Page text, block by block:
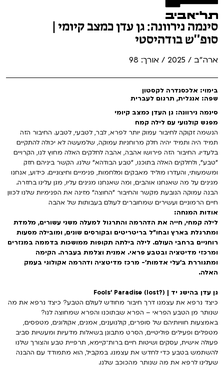
סינמה נירוונה: גן עדן כמצב קיומי |
סופ"ש בודהיסטי
ארה"ב / 2025 / אורך: 98
בימוי: אלכסנדרה לקסטון
שפה: אנגלית, תרגום לעברית
סינמה נירוונה: גן העדן כמצב קיומי
מפגש קולנועי עם לילה קמח
הנשמה זקוקה לחיבור עמוק יותר לפרא, לבר, לטבעי, לטבע. החיבור הזה
תמיד היה ותמיד יהיה חלק מרוחניות עמוקה, שלמעשה לא יכולה להתקיים
בלעדיו. החיבור הזה פירושו אהבה, אהבה לחלקים האלה מחוץ לנו, הקרויים
"טבע", ולחלקים האלה בתוכנו, "טבע הבודהא" שלנו. הקשר ביניהם חזק
ומשמעותי, והעדרו מוליד מאבקים ומלחמות, פנימיים וחיצוניים. כידוע, אנחנו
מגינים על מה שאנחנו אוהבים, ומה שאנחנו מגינים עליו, מגן עלינו בחזרה.
הבנה עמוקה הנובעת מקשר והחיבור "החוצה" מזינה את הפנימיות שלנו לכוון
חיים הרמוניים ועשירים שמחוברים לעולם בעבותות של אהבה
אודות המנחה:
לילה קמחי, חייה את הדהרמה והתרגול למעלה משני עשורים, מלמדת
ומתרגלת בארץ ובחו"ל בריטריטים ובקורסים שונים, ומובילה מסעות
רוחניים ברחבי העולם. לילה בילתה תקופות ממושכות בדממה במנזרים
ומרכזי מדיטציה ובטבע פראי. אמנית וצלמת בעברה. הקימה
ומתגוררת ב'עלי אדמות'- מרכז מדיטציה ודהרמה אקולוגי בעמק
האלה.
גן עדן בהישג יד | Fools' Paradise (lost?)
כיצד נרפא את עצמנו דרך חיבור מחודש לעולם הטבע? כיצד נרפא את מה
שנותר מן הטבע הפראי – הפרא שבתוכנו והפרא שמחוצה לנו?
באמצעות חוויותיהם של סופרים, קולנוענים, אמנים, אקולוגים, מטפסים,
מטפלים ופעילים פוליטיים, הסרט מתבונן בשאלות מדעיות ומעשיות סביב
פעולה אישית, עסקים ושיטות חיים ברות־קיימא, תרפיית טבע והצורך שלנו
להשתמש בטבע כדי לחדש את עצמנו. במקביל, הוא מתמודד עם ההבנה
שעלינו לרפא את מה שנותר מהכוכב שלנו.